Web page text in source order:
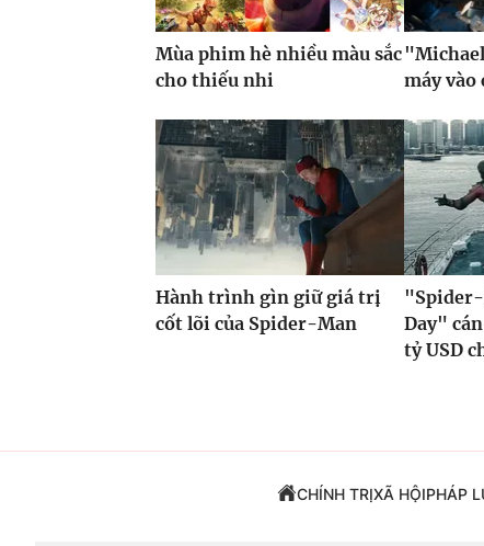
Mùa phim hè nhiều màu sắc
cho thiếu nhi
máy vào
Hành trình gìn giữ giá trị
cốt lõi của Spider-Man
"Spider-
Day"
tỷ USD
CHÍNH TRỊXÃ HỘIPHÁP